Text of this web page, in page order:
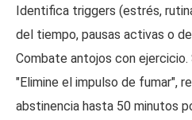
Identifica triggers (estrés,
del tiempo, pausas activas o
Combate antojos con ejercicio.
"Elimine el impulso de fumar",
abstinencia hasta 50 minutos